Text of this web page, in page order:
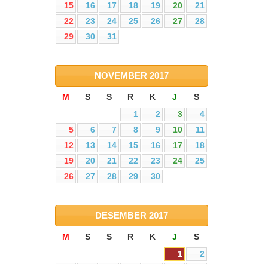
15
16 17 18 19 20
21
22
23 24 25 26 27
28
29
30 31
NOVEMBER 2017
M S S R K J
S
1
2 3
4
5
6 7 8 9 10
11
12
13 14 15 16 17
18
19
20 21 22 23 24
25
26
27 28 29 30
DESEMBER 2017
M S S R K J
S
1
2